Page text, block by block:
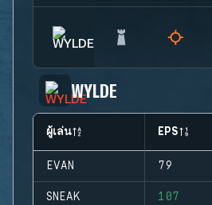
WYLDE
ผู้เล่น EPS
EVAN 79
SNEAK 107